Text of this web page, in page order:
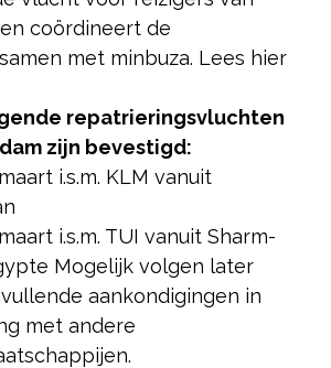
coördineert de
met minbuza. Lees hier
repatrieringsvluchten
zijn bevestigd:
i.s.m. KLM vanuit
i.s.m. TUI vanuit Sharm-
Mogelijk volgen later
aankondigingen in
met andere